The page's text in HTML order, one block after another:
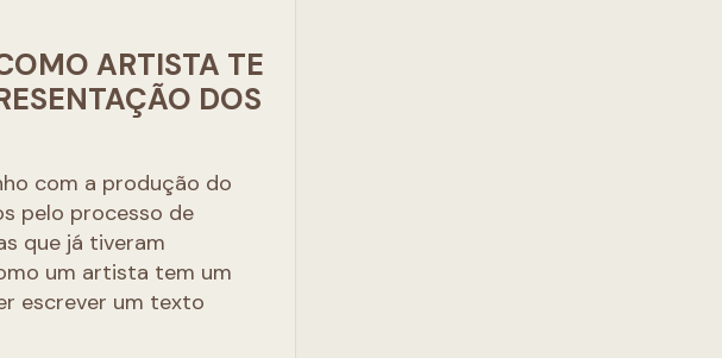
ARTISTA TE
DOS
com a produção do
pelo processo de
que já tiveram
um artista tem um
escrever um texto